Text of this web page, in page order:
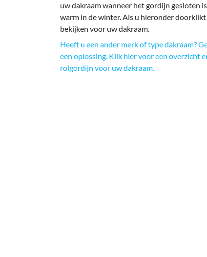
uw dakraam wanneer het gordijn gesloten
warm in de winter. Als u hieronder
bekijken voor uw dakraam.
Heeft u een ander merk of type dakraam?
een oplossing. Klik hier voor een overzicht
rolgordijn voor uw dakraam.